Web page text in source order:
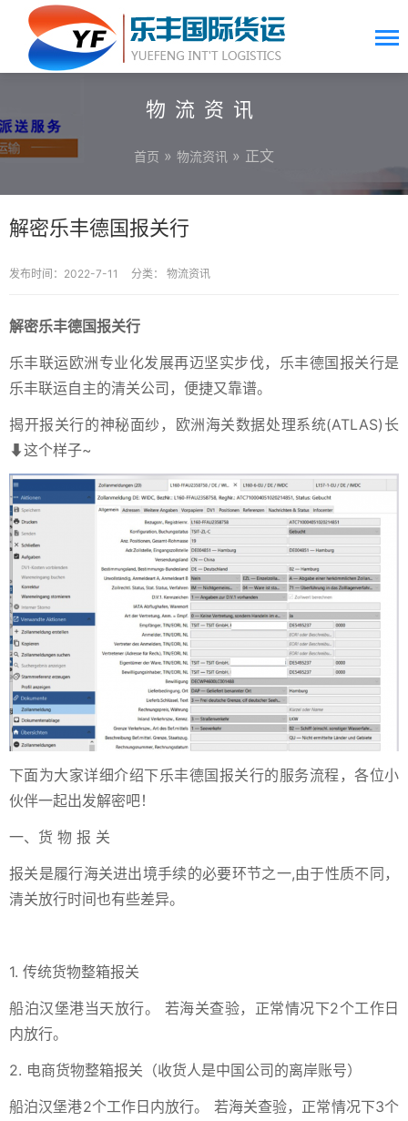
物流资讯
首页 » 物流资讯 » 正文
解密乐丰德国报关行
发布时间：2022-7-11 分类： 物流资讯
解密乐丰德国报关行
乐丰联运欧洲专业化发展再迈坚实步伐，乐丰德国报关行是
乐丰联运自主的清关公司，便捷又靠谱。
揭开报关行的神秘面纱，欧洲海关数据处理系统(ATLAS)长
⬇这个样子~
下面为大家详细介绍下乐丰德国报关行的服务流程，各位小
伙伴一起出发解密吧！
一、货 物 报 关
报关是履行海关进出境手续的必要环节之一,由于性质不同，
清关放行时间也有些差异。
1. 传统货物整箱报关
船泊汉堡港当天放行。 若海关查验，正常情况下2个工作日
内放行。
2. 电商货物整箱报关（收货人是中国公司的离岸账号）
船泊汉堡港2个工作日内放行。 若海关查验，正常情况下3个